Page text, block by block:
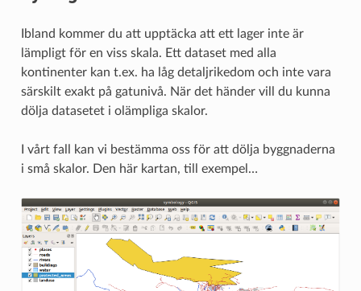
Ibland kommer du att upptäcka att ett lager inte är
lämpligt för en viss skala. Ett dataset med alla
kontinenter kan t.ex. ha låg detaljrikedom och inte vara
särskilt exakt på gatunivå. När det händer vill du kunna
dölja datasetet i olämpliga skalor.
I vårt fall kan vi bestämma oss för att dölja byggnaderna
i små skalor. Den här kartan, till exempel…